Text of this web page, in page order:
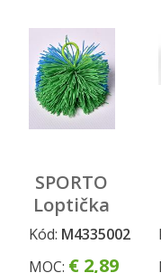
SPORTO
Loptička
k
Kód: M4335002
MOC: € 2,89